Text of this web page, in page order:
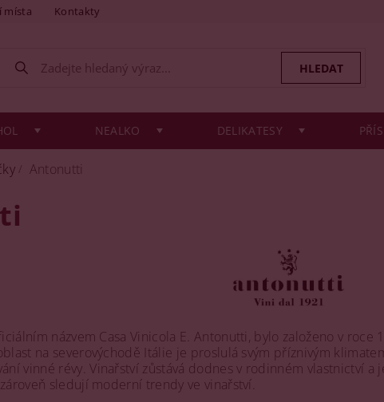
místa Kontakty
NEALKO DELIKATESY
Antonutti
názvem Casa Vinicola E. Antonutti, bylo založeno v roce
na severovýchodě Itálie je proslulá svým příznivým
vinné révy. Vinařství zůstává dodnes v rodinném vlastnictví
sledují moderní trendy ve vinařství.